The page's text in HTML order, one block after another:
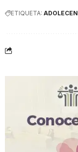
ETIQUETA: